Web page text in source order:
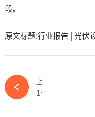
段。
原文标题:行业报告 | 光伏
1.175GW大单！通威打入中东高效组件市场-365wm完美体育官网